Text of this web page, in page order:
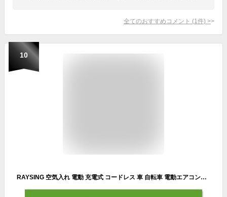
全てのおすすめコメント (1 件) >
10
RAYSING 空気入れ 電動 充電式 コードレス 車 自転車 電動エアコンプレッサー 空気圧測定 エアーポンプ 電動 自動停止 最大圧力150PSI 車/ロードバイク/ボール/浮き輪/バイク/クロスバイク対応 英式/米式/仏式バルブ対応 日本語取扱説明書 (ハンドヘルド)